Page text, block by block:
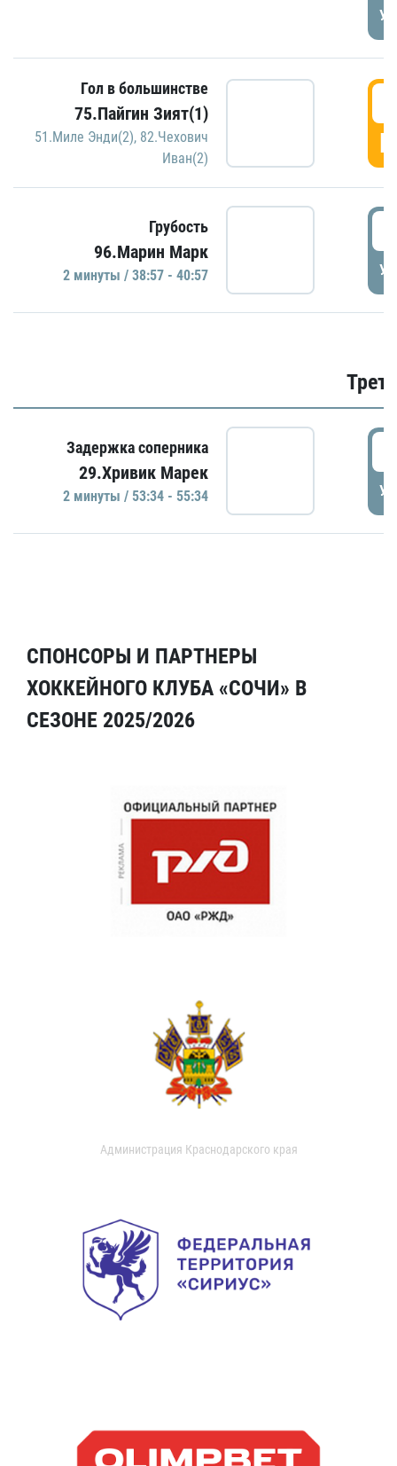
Гол в большинстве
75.Пайгин Зият(1)
51.Миле Энди(2), 82.Чехович
Иван(2)
Грубость
96.Марин Марк
2 минуты / 38:57 - 40:57
Задержка соперника
29.Хривик Марек
2 минуты / 53:34 - 55:34
СПОНСОРЫ И ПАРТНЕРЫ
ХОККЕЙНОГО КЛУБА «СОЧИ» В
СЕЗОНЕ 2025/2026
Администрация Краснодарского края